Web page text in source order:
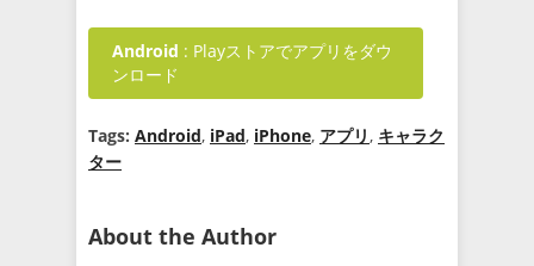
Android : Playストアでアプリをダウ
ンロード
Tags: Android, iPad, iPhone, アプリ, キャラク
ター
About the Author